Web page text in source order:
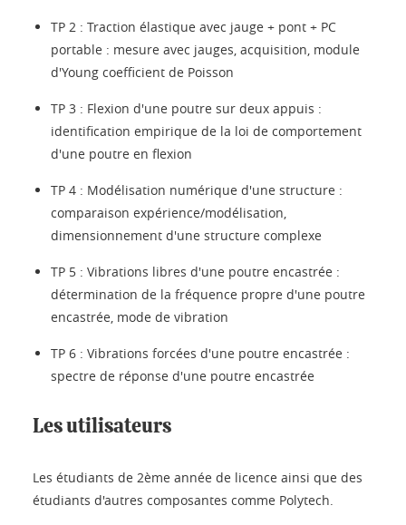
TP 2 : Traction élastique avec jauge + pont + PC
portable : mesure avec jauges, acquisition, module
d'Young coefficient de Poisson
TP 3 : Flexion d'une poutre sur deux appuis :
identification empirique de la loi de comportement
d'une poutre en flexion
TP 4 : Modélisation numérique d'une structure :
comparaison expérience/modélisation,
dimensionnement d'une structure complexe
TP 5 : Vibrations libres d'une poutre encastrée :
détermination de la fréquence propre d'une poutre
encastrée, mode de vibration
TP 6 : Vibrations forcées d'une poutre encastrée :
spectre de réponse d'une poutre encastrée
Les utilisateurs
Les étudiants de 2ème année de licence ainsi que des
étudiants d'autres composantes comme Polytech.